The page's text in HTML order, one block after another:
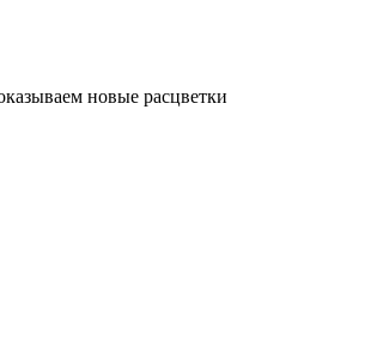
новые расцветки